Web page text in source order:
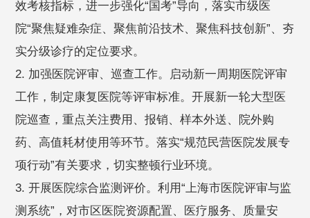
效考核指标，进一步强化“国考”导向，落实市级医
院“聚焦疑难杂症、聚焦前沿技术、聚焦科技创新”、夯
实分级诊疗的定位要求。
2. 加强医院评审、巡查工作。启动新一周期医院评审
工作，制定康复医院等评审标准。开展新一轮大型医
院巡查，重点关注费用、报销、样本外送、院外购
药、高值耗材使用等环节。落实“规范民营医院发展专
项行动”有关要求，切实整顿行业环境。
3. 开展医院综合监测评价。利用“上海市医院评审与监
测系统”，对市区医院资源配置、医疗服务、质量安